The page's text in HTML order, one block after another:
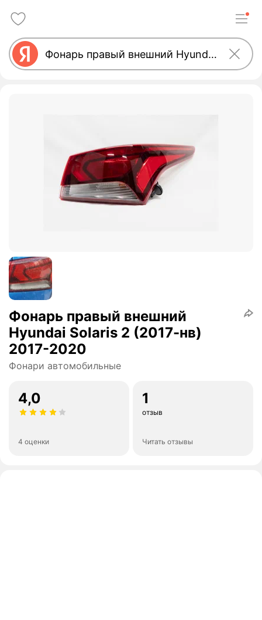
Фонарь правый внешний
Hyundai Solaris 2 (2017-нв)
2017-2020
Фонари автомобильные
4,0
4 оценки
1
отзыв
Читать отзывы